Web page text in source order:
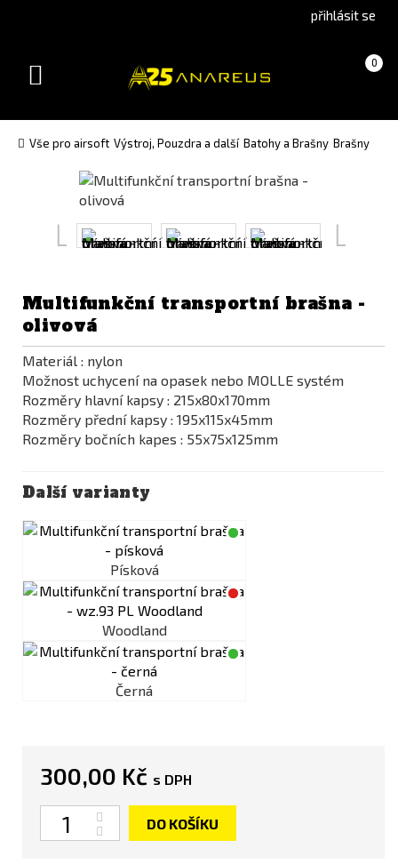
version(Slovak)
přihlásit se
Košík 0
(prázdný)
Toggle
Vše pro airsoft Výstroj, Pouzdra a další Batohy a Brašny Brašny
Multifunkční transportní brašna -
olivová
Materiál : nylon
Možnost uchycení na opasek nebo MOLLE systém
Rozměry hlavní kapsy : 215x80x170mm
Rozměry přední kapsy : 195x115x45mm
Rozměry bočních kapes : 55x75x125mm
Další varianty
Písková
Woodland
Černá
300,00 Kč s DPH
Počet
DO KOŠÍKU